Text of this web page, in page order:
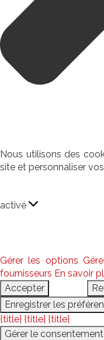
Nous utilisons des
site et personnaliser
activé
Gérer les options
fournisseurs En savoir
Accepter
Enregistrer les
{title} {title} {title}
Gérer le consentement